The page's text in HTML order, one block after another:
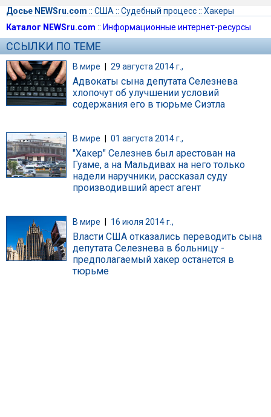
Досье NEWSru.com :: США :: Судебный процесс:: Хакеры
Каталог NEWSru.com :: Информационные интернет-ресурсы
ССЫЛКИ ПО ТЕМЕ
В мире | 29 августа 2014 г.,
Адвокаты сына депутата Селезнева
хлопочут об улучшении условий
содержания его в тюрьме Сиэтла
В мире 01 августа 2014 г.,
"Хакер" Селезнев был арестован на
Гуаме, а на Мальдивах на него только
надели наручники, рассказал суду
производивший арест агент
В мире 16 июля 2014 г.,
Власти США отказались переводить сына
депутата Селезнева в больницу -
предполагаемый хакер останется в
тюрьме